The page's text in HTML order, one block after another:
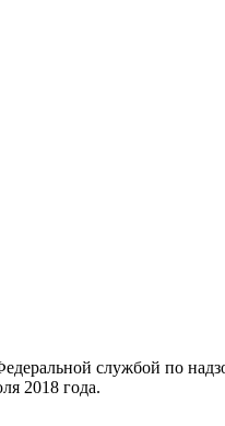
службой по
2018 года.